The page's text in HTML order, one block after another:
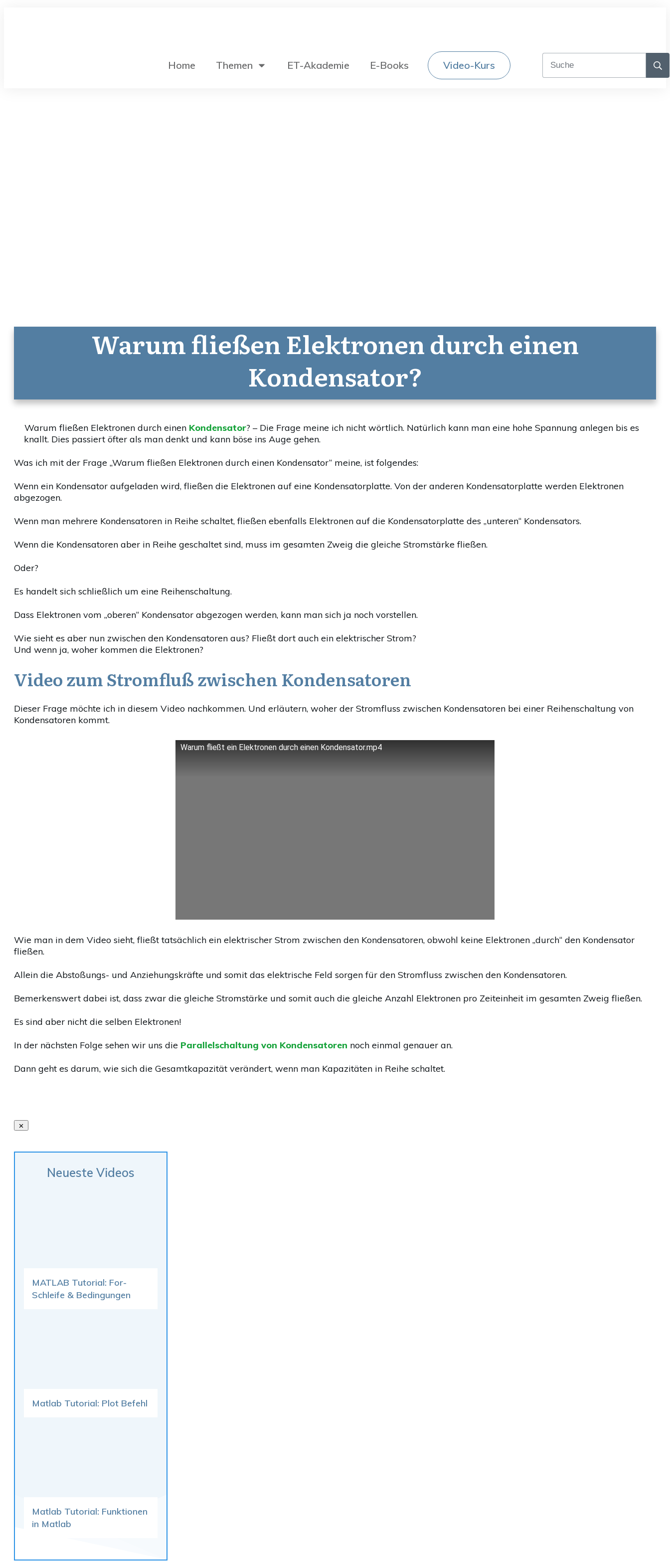
Home Themen ET-Akademie E-Books Video-Kurs
Warum fließen Elektronen durch einen
Kondensator?
Warum fließen Elektronen durch einen Kondensator? – Die Frage meine ich nicht wörtlich. Natürlich kann man eine hohe Spannung anlegen bis es
knallt. Dies passiert öfter als man denkt und kann böse ins Auge gehen.
Was ich mit der Frage „Warum fließen Elektronen durch einen Kondensator“ meine, ist folgendes:
Wenn ein Kondensator aufgeladen wird, fließen die Elektronen auf eine Kondensatorplatte. Von der anderen Kondensatorplatte werden Elektronen
abgezogen.
Wenn man mehrere Kondensatoren in Reihe schaltet, fließen ebenfalls Elektronen auf die Kondensatorplatte des „unteren“ Kondensators.
Wenn die Kondensatoren aber in Reihe geschaltet sind, muss im gesamten Zweig die gleiche Stromstärke fließen.
Oder?
Es handelt sich schließlich um eine Reihenschaltung.
Dass Elektronen vom „oberen“ Kondensator abgezogen werden, kann man sich ja noch vorstellen.
Wie sieht es aber nun zwischen den Kondensatoren aus? Fließt dort auch ein elektrischer Strom?
Und wenn ja, woher kommen die Elektronen?
Video zum Stromfluß zwischen Kondensatoren
Dieser Frage möchte ich in diesem Video nachkommen. Und erläutern, woher der Stromfluss zwischen Kondensatoren bei einer Reihenschaltung von
Kondensatoren kommt.
Warum fließt ein Elektronen durch einen Kondensator.mp4
Wie man in dem Video sieht, fließt tatsächlich ein elektrischer Strom zwischen den Kondensatoren, obwohl keine Elektronen „durch“ den Kondensator
fließen.
Allein die Abstoßungs- und Anziehungskräfte und somit das elektrische Feld sorgen für den Stromfluss zwischen den Kondensatoren.
Bemerkenswert dabei ist, dass zwar die gleiche Stromstärke und somit auch die gleiche Anzahl Elektronen pro Zeiteinheit im gesamten Zweig fließen.
Es sind aber nicht die selben Elektronen!
In der nächsten Folge sehen wir uns die Parallelschaltung von Kondensatoren noch einmal genauer an.
Dann geht es darum, wie sich die Gesamtkapazität verändert, wenn man Kapazitäten in Reihe schaltet.
Neueste Videos
MATLAB Tutorial: For-
Schleife & Bedingungen
Matlab Tutorial: Plot Befehl
Matlab Tutorial: Funktionen
in Matlab